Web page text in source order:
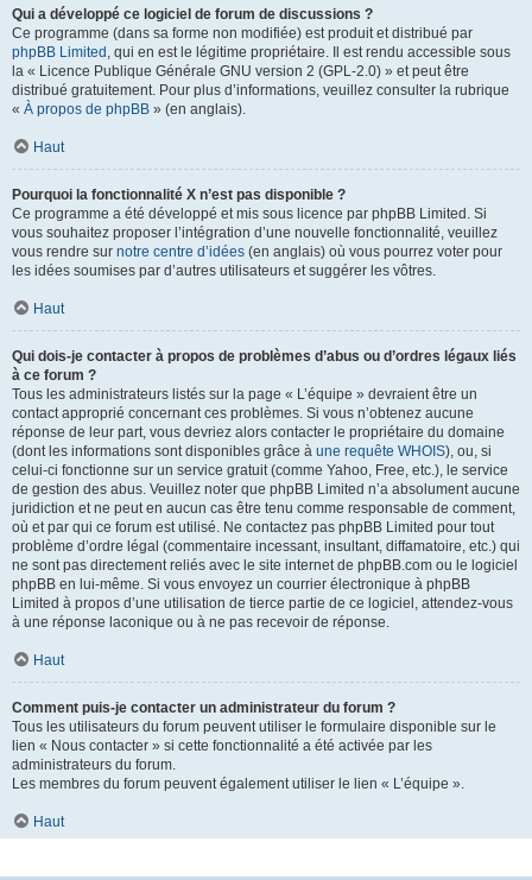
Qui a développé ce logiciel de forum de discussions ?
Ce programme (dans sa forme non modifiée) est produit et distribué par
phpBB Limited , qui en est le légitime propriétaire. Il est rendu accessible sous
la « Licence Publique Générale GNU version 2 (GPL-2.0) » et peut être
distribué gratuitement. Pour plus d’informations, veuillez consulter la rubrique
« À propos de phpBB » (en anglais).
Haut
Pourquoi la fonctionnalité X n’est pas disponible ?
Ce programme a été développé et mis sous licence par phpBB Limited. Si
vous souhaitez proposer l’intégration d’une nouvelle fonctionnalité, veuillez
vous rendre sur notre centre d’idées (en anglais) où vous pourrez voter pour
les idées soumises par d’autres utilisateurs et suggérer les vôtres.
Haut
Qui dois-je contacter à propos de problèmes d’abus ou d’ordres légaux liés
à ce forum ?
Tous les administrateurs listés sur la page « L’équipe » devraient être un
contact approprié concernant ces problèmes. Si vous n’obtenez aucune
réponse de leur part, vous devriez alors contacter le propriétaire du domaine
(dont les informations sont disponibles grâce à une requête WHOIS), ou, si
celui-ci fonctionne sur un service gratuit (comme Yahoo, Free, etc.), le service
de gestion des abus. Veuillez noter que phpBB Limited n’a absolument aucune
juridiction et ne peut en aucun cas être tenu comme responsable de comment,
où et par qui ce forum est utilisé. Ne contactez pas phpBB Limited pour tout
problème d’ordre légal (commentaire incessant, insultant, diffamatoire, etc.) qui
ne sont pas directement reliés avec le site internet de phpBB.com ou le logiciel
phpBB en lui-même. Si vous envoyez un courrier électronique à phpBB
Limited à propos d’une utilisation de tierce partie de ce logiciel, attendez-vous
à une réponse laconique ou à ne pas recevoir de réponse.
Haut
Comment puis-je contacter un administrateur du forum ?
Tous les utilisateurs du forum peuvent utiliser le formulaire disponible sur le
lien « Nous contacter » si cette fonctionnalité a été activée par les
administrateurs du forum.
Les membres du forum peuvent également utiliser le lien « L’équipe ».
Haut